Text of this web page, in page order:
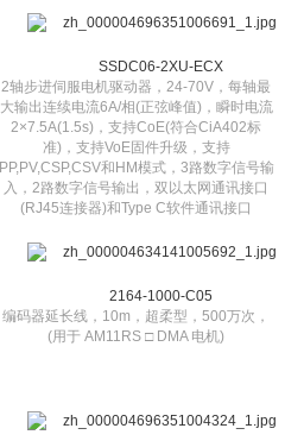
SSDC06-2XU-ECX
2轴步进伺服电机驱动器，24-70V，每轴最
大输出连续电流6A/相(正弦峰值)，瞬时电流
2×7.5A(1.5s)，支持CoE(符合CiA402标
准)，支持VoE固件升级，支持
PP,PV,CSP,CSV和HM模式，3路数字信号输
入，2路数字信号输出，双以太网通讯接口
(RJ45连接器)和Type C软件通讯接口
2164-1000-C05
编码器延长线，10m，超柔型，500万次，
(用于 AM11RS □ DMA 电机)